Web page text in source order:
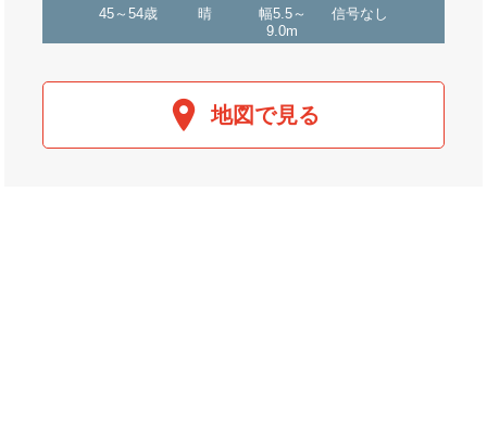
45～54歳 晴
幅5.5～
9.0m
信号なし
地図で見る